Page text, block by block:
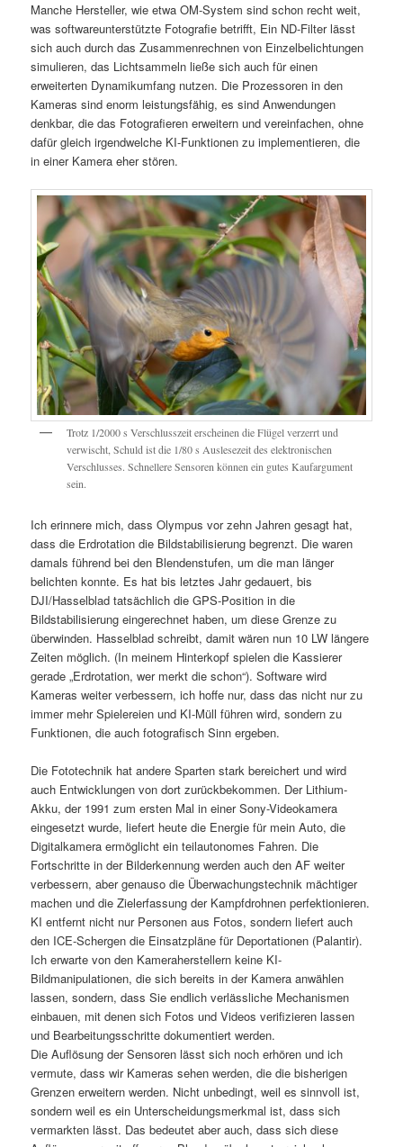
Manche Hersteller, wie etwa OM-System sind schon recht weit,
was softwareunterstützte Fotografie betrifft, Ein ND-Filter lässt
sich auch durch das Zusammenrechnen von Einzelbelichtungen
simulieren, das Lichtsammeln ließe sich auch für einen
erweiterten Dynamikumfang nutzen. Die Prozessoren in den
Kameras sind enorm leistungsfähig, es sind Anwendungen
denkbar, die das Fotografieren erweitern und vereinfachen, ohne
dafür gleich irgendwelche KI-Funktionen zu implementieren, die
in einer Kamera eher stören.
Trotz 1/2000 s Verschlusszeit erscheinen die Flügel verzerrt und
verwischt, Schuld ist die 1/80 s Auslesezeit des elektronischen
Verschlusses. Schnellere Sensoren können ein gutes Kaufargument
sein.
Ich erinnere mich, dass Olympus vor zehn Jahren gesagt hat,
dass die Erdrotation die Bildstabilisierung begrenzt. Die waren
damals führend bei den Blendenstufen, um die man länger
belichten konnte. Es hat bis letztes Jahr gedauert, bis
DJI/Hasselblad tatsächlich die GPS-Position in die
Bildstabilisierung eingerechnet haben, um diese Grenze zu
überwinden. Hasselblad schreibt, damit wären nun 10 LW längere
Zeiten möglich. (In meinem Hinterkopf spielen die Kassierer
gerade „Erdrotation, wer merkt die schon“). Software wird
Kameras weiter verbessern, ich hoffe nur, dass das nicht nur zu
immer mehr Spielereien und KI-Müll führen wird, sondern zu
Funktionen, die auch fotografisch Sinn ergeben.
Die Fototechnik hat andere Sparten stark bereichert und wird
auch Entwicklungen von dort zurückbekommen. Der Lithium-
Akku, der 1991 zum ersten Mal in einer Sony-Videokamera
eingesetzt wurde, liefert heute die Energie für mein Auto, die
Digitalkamera ermöglicht ein teilautonomes Fahren. Die
Fortschritte in der Bilderkennung werden auch den AF weiter
verbessern, aber genauso die Überwachungstechnik mächtiger
machen und die Zielerfassung der Kampfdrohnen perfektionieren.
KI entfernt nicht nur Personen aus Fotos, sondern liefert auch
den ICE-Schergen die Einsatzpläne für Deportationen (Palantir).
Ich erwarte von den Kameraherstellern keine KI-
Bildmanipulationen, die sich bereits in der Kamera anwählen
lassen, sondern, dass Sie endlich verlässliche Mechanismen
einbauen, mit denen sich Fotos und Videos verifizieren lassen
und Bearbeitungsschritte dokumentiert werden.
Die Auflösung der Sensoren lässt sich noch erhören und ich
vermute, dass wir Kameras sehen werden, die die bisherigen
Grenzen erweitern werden. Nicht unbedingt, weil es sinnvoll ist,
sondern weil es ein Unterscheidungsmerkmal ist, dass sich
vermarkten lässt. Das bedeutet aber auch, dass sich diese